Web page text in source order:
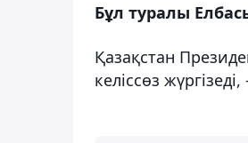
Бұл туралы
Қазақстан
келіссөз